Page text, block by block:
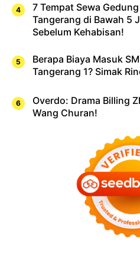
7 Tempat Sewa
Tangerang di Bawah 5
Sebelum Kehabisan!
Berapa Biaya Masuk
Tangerang 1? Simak
Overdo: Drama Billing
Wang Churan!